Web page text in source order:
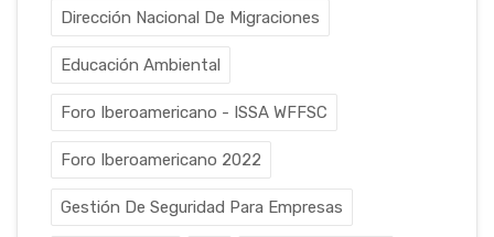
Dirección Nacional De Migraciones
Educación Ambiental
Foro Iberoamericano - ISSA WFFSC
Foro Iberoamericano 2022
Gestión De Seguridad Para Empresas